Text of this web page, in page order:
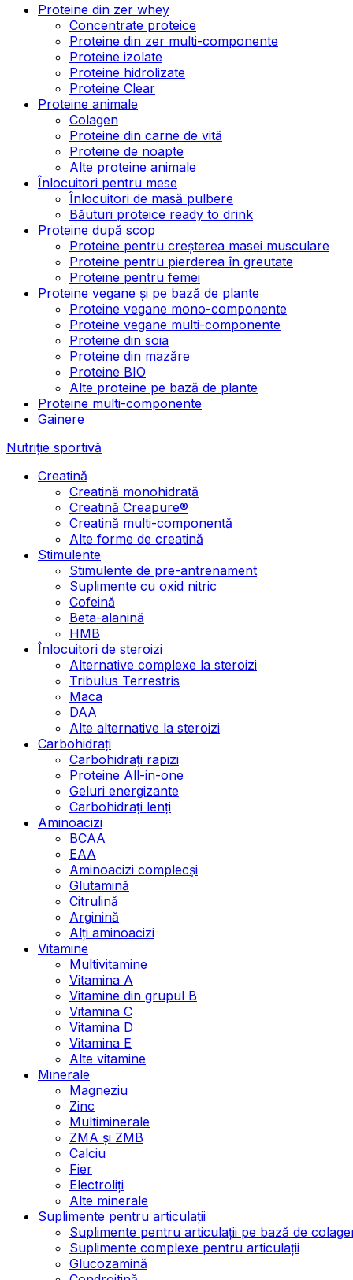
Proteine din zer whey
Concentrate proteice
Proteine din zer multi-componente
Proteine izolate
Proteine hidrolizate
Proteine Clear
Proteine animale
Colagen
Proteine din carne de vită
Proteine de noapte
Alte proteine animale
Înlocuitori pentru mese
Înlocuitori de masă pulbere
Băuturi proteice ready to drink
Proteine după scop
Proteine pentru creșterea masei musculare
Proteine pentru pierderea în greutate
Proteine pentru femei
Proteine vegane și pe bază de plante
Proteine vegane mono-componente
Proteine vegane multi-componente
Proteine din soia
Proteine din mazăre
Proteine BIO
Alte proteine pe bază de plante
Proteine multi-componente
Gainere
Nutriție sportivă
Creatină
Creatină monohidrată
Creatină Creapure®
Creatină multi-componentă
Alte forme de creatină
Stimulente
Stimulente de pre-antrenament
Suplimente cu oxid nitric
Cofeină
Beta-alanină
HMB
Înlocuitori de steroizi
Alternative complexe la steroizi
Tribulus Terrestris
Maca
DAA
Alte alternative la steroizi
Carbohidrați
Carbohidrați rapizi
Proteine All-in-one
Geluri energizante
Carbohidrați lenți
Aminoacizi
BCAA
EAA
Aminoacizi complecși
Glutamină
Citrulină
Arginină
Alți aminoacizi
Vitamine
Multivitamine
Vitamina A
Vitamine din grupul B
Vitamina C
Vitamina D
Vitamina E
Alte vitamine
Minerale
Magneziu
Zinc
Multiminerale
ZMA și ZMB
Calciu
Fier
Electroliți
Alte minerale
Suplimente pentru articulații
Suplimente pentru articulații pe bază de
Suplimente complexe pentru articulații
Glucozamină